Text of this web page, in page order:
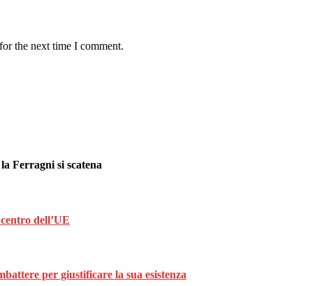
the next time I comment.
Ferragni si scatena
dell’UE
per giustificare la sua esistenza